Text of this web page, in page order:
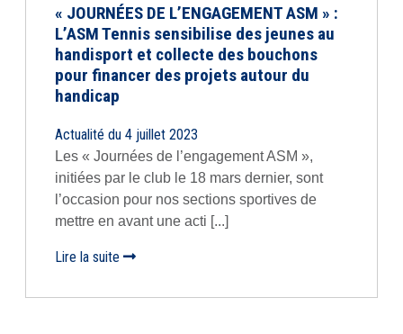
« JOURNÉES DE L’ENGAGEMENT ASM » :
L’ASM Tennis sensibilise des jeunes au
handisport et collecte des bouchons
pour financer des projets autour du
handicap
Actualité du 4 juillet 2023
Les « Journées de l’engagement ASM »,
initiées par le club le 18 mars dernier, sont
l’occasion pour nos sections sportives de
mettre en avant une acti [...]
Lire la suite